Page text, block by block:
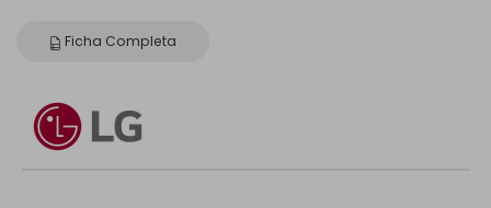
Ficha Completa